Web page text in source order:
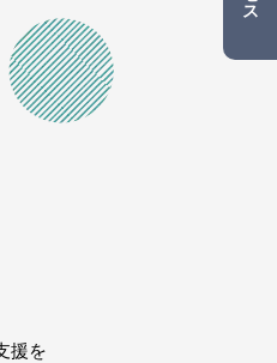
援を
ス